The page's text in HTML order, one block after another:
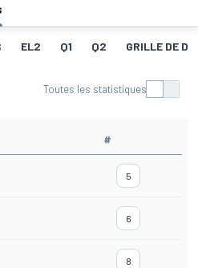
EL2 Q1 Q2 GRILLE DE
Toutes les statistiques
#
5
6
8